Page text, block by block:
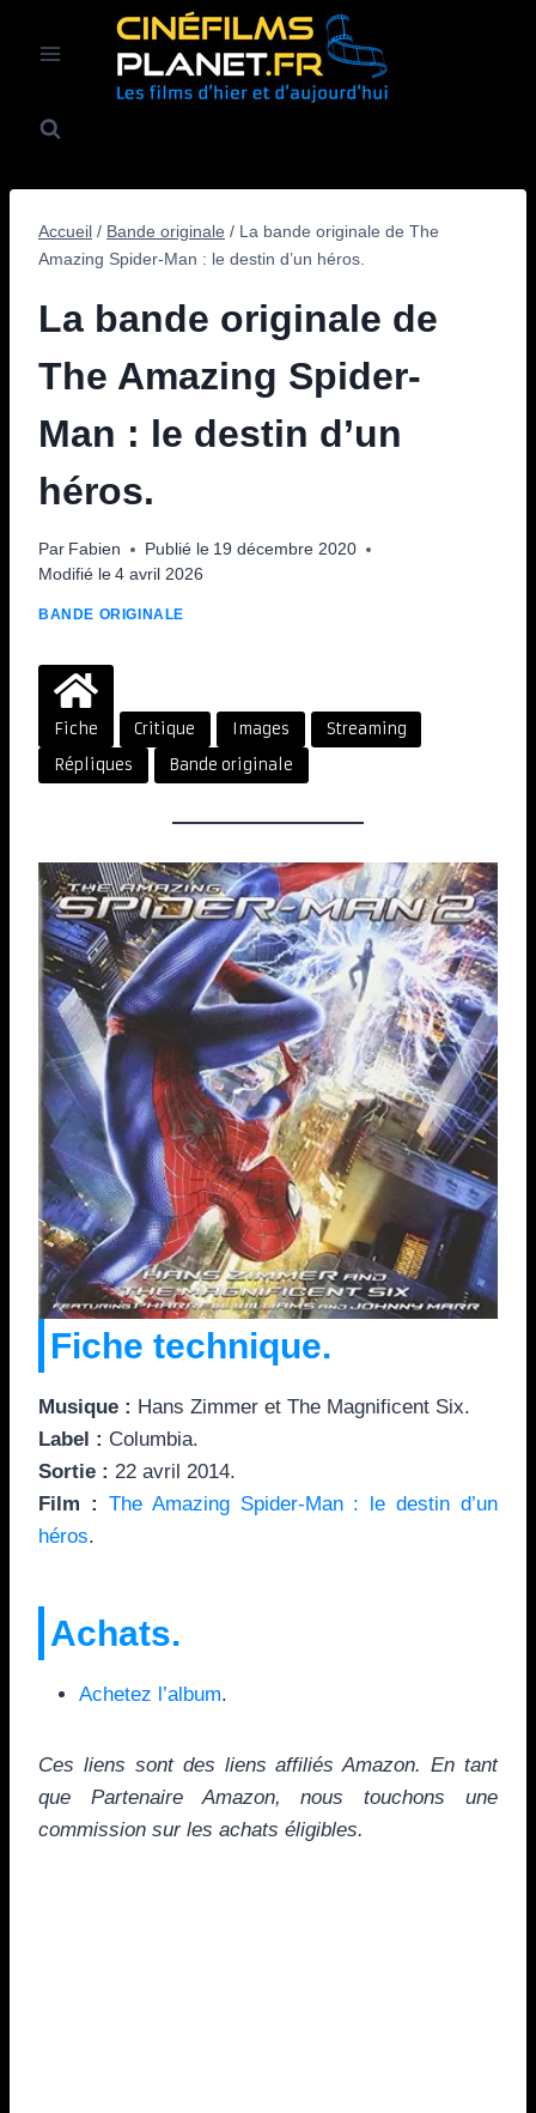
Accueil / Bande originale / La bande originale de The
Amazing Spider-Man : le destin d’un héros.
La bande originale de
The Amazing Spider-
Man : le destin d’un
héros.
Par Fabien Publié le 19 décembre 2020
Modifié le 4 avril 2026
BANDE ORIGINALE
Fiche Critique Images
Streaming
Répliques
Bande originale
Fiche technique.
Musique : Hans Zimmer et The Magnificent Six.
Label : Columbia.
Sortie : 22 avril 2014.
Film : The Amazing Spider-Man : le destin d’un
héros.
Achats.
Achetez l’album.
Ces liens sont des liens affiliés Amazon. En tant
que Partenaire Amazon, nous touchons une
commission sur les achats éligibles.